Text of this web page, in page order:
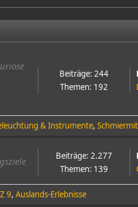
Beiträge: 244
Themen: 192
& Instrumente
Beiträge: 2.277
Themen: 139
9 Auslands-Erlebnisse